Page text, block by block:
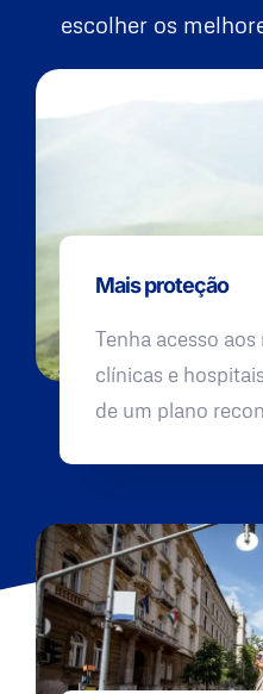
escolher os
Mais proteção
Tenha acesso
clínicas e
de um plano